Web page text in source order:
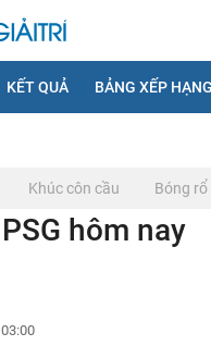
KẾT QUẢ BẢNG XẾP
Khúc côn cầu Bóng rổ
hôm nay